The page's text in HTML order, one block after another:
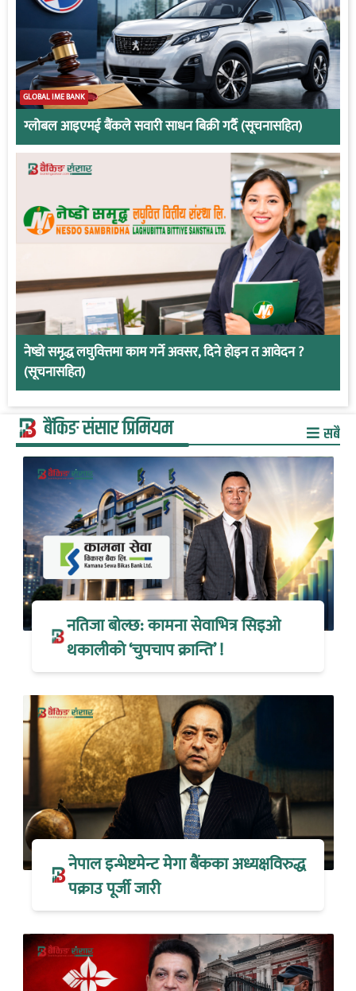
GLOBAL IME BANK
ग्लोबल आइएमई बैंकले सवारी साधन बिक्री गर्दै (सूचनासहित)
नेष्डो समृद्ध लघुवित्तमा काम गर्ने अवसर, दिने होइन त आवेदन ?
(सूचनासहित)
बैंकिङ संसार प्रिमियम सबै
नतिजा बोल्छ: कामना सेवाभित्र सिइओ
थकालीको ‘चुपचाप क्रान्ति’ !
नेपाल इन्भेष्टमेन्ट मेगा बैंकका अध्यक्षविरुद्ध
पक्राउ पूर्जी जारी